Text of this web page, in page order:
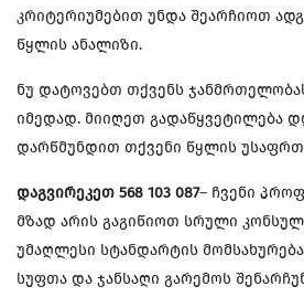
კრიტერიუმებით უნდა შეარჩიოთ
წყლის ანალიზი.
ნუ დატოვებთ თქვენს
იმედად. მიიღეთ გადაწყვეტილება
დარწმუნდით თქვენი წყლის
დაგვირეკეთ 568 103 087– ჩვენი
მზად არის გაგიწიოთ სრული
უმაღლესი სტანდარტის
სუფთა და ჯანსაღი გარემოს